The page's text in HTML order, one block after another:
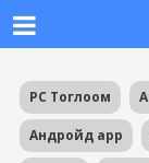
PC Тоглоом
Андройд app